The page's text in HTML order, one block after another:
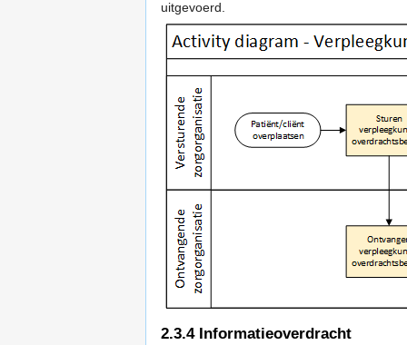
uitgevoerd.
2.3.4Informatieoverdracht